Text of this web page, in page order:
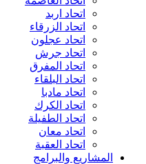
اتحاد اربد
اتحاد الزرقاء
اتحاد عجلون
اتحاد جرش
اتحاد المفرق
اتحاد البلقاء
اتحاد مادبا
اتحاد الكرك
اتحاد الطفيلة
اتحاد معان
اتحاد العقبة
المشاريع والبرامج